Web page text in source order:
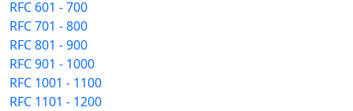
RFC 601 - 700
RFC 701 - 800
RFC 801 - 900
RFC 901 - 1000
RFC 1001 - 1100
RFC 1101 - 1200